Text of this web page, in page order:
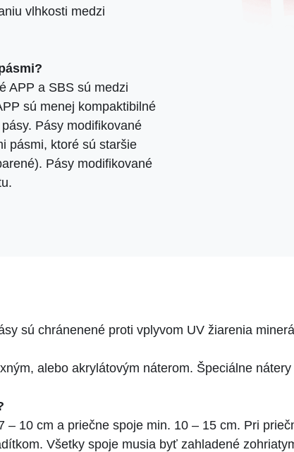
vlhkosti medzi
APP a SBS sú medzi
sú menej kompaktibilné
Pásy modifikované
pásmi, ktoré sú staršie
Pásy modifikované
sú chránenené proti vplyvom UV žiarenia
alebo akrylátovým náterom. Špeciálne
10 cm a priečne spoje min. 10 – 15 cm. Pri
Všetky spoje musia byť zahladené